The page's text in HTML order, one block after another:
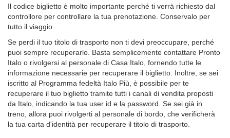
Il codice biglietto è molto importante perché ti verrà richiesto dal
controllore per controllare la tua prenotazione. Conservalo per
tutto il viaggio.
Se perdi il tuo titolo di trasporto non ti devi preoccupare, perché
puoi sempre recuperarlo. Basta semplicemente contattare Pronto
Italo o rivolgersi al personale di Casa Italo, fornendo tutte le
informazione necessarie per recuperare il biglietto. Inoltre, se sei
iscritto al Programma fedeltà Italo Più, è possibile per te
recuperare il tuo biglietto tramite tutti i canali di vendita proposti
da Italo, indicando la tua user id e la password. Se sei già in
treno, allora puoi rivolgerti al personale di bordo, che verificherà
la tua carta d'identità per recuperare il titolo di trasporto.